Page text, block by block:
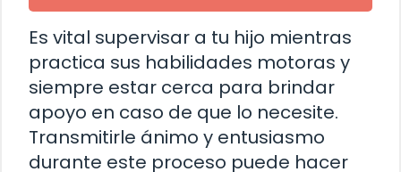
Es vital supervisar a tu hijo mientras
practica sus habilidades motoras y
siempre estar cerca para brindar
apoyo en caso de que lo necesite.
Transmitirle ánimo y entusiasmo
durante este proceso puede hacer